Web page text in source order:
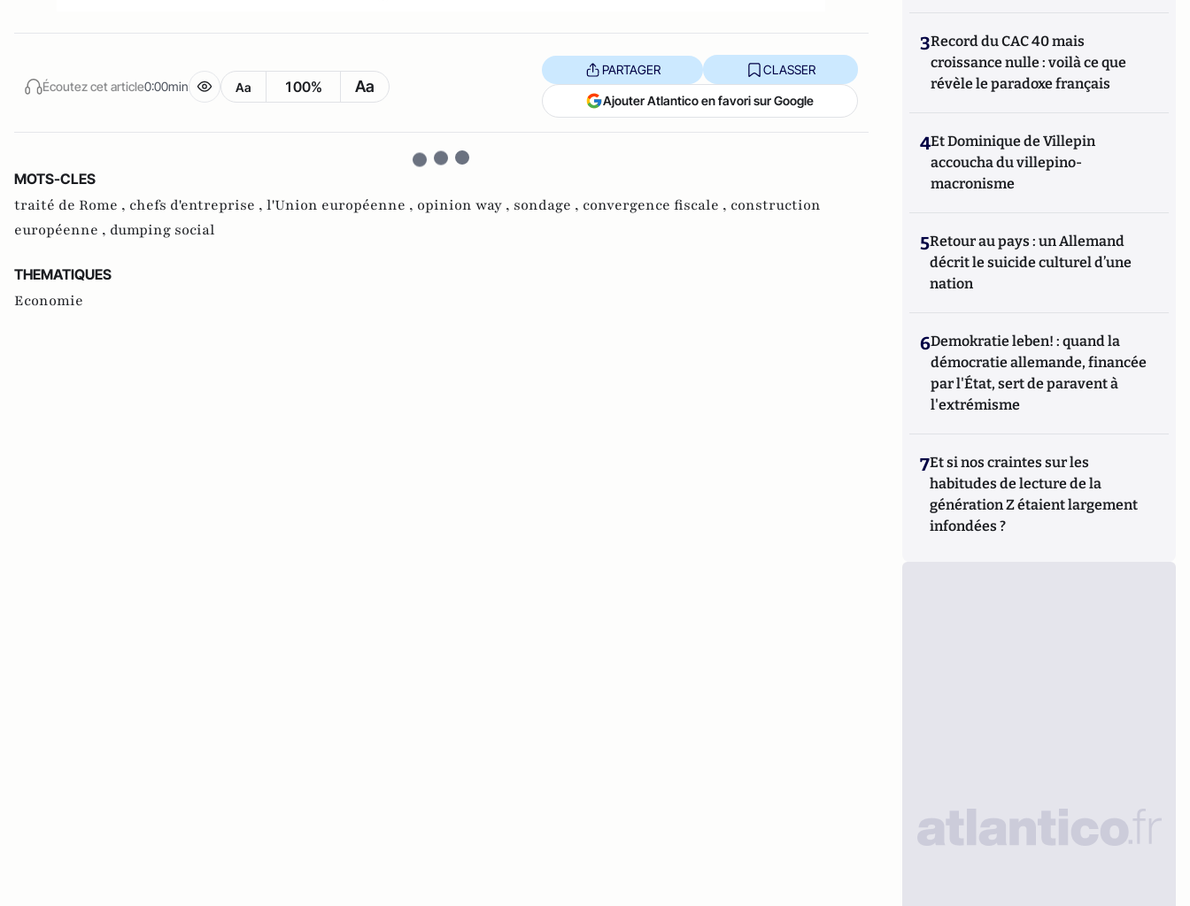
Écoutez cet article0:00min Aa 100% Aa
PARTAGER CLASSER
Ajouter Atlantico en favori sur Google
MOTS-CLES
traité de Rome , chefs d'entreprise , l'Union européenne , opinion way , sondage , convergence fiscale , construction
européenne , dumping social
THEMATIQUES
Economie
3Record du CAC 40 mais
croissance nulle : voilà ce que
révèle le paradoxe français
4Et Dominique de Villepin
accoucha du villepino-
macronisme
5Retour au pays : un Allemand
décrit le suicide culturel d’une
nation
6Demokratie leben! : quand la
démocratie allemande, financée
par l'État, sert de paravent à
l'extrémisme
7Et si nos craintes sur les
habitudes de lecture de la
génération Z étaient largement
infondées ?